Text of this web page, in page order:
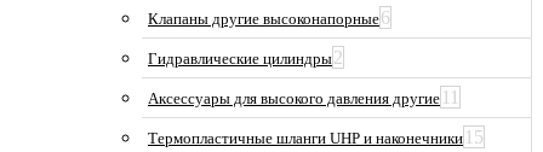
Клапаны другие высоконапорные6
Гидравлические цилиндры2
Аксессуары для высокого давления другие 11
Термопластичные шланги UHP и наконечники 15